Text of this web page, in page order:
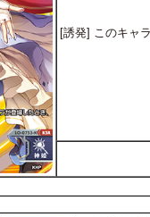
[誘発] このキャ